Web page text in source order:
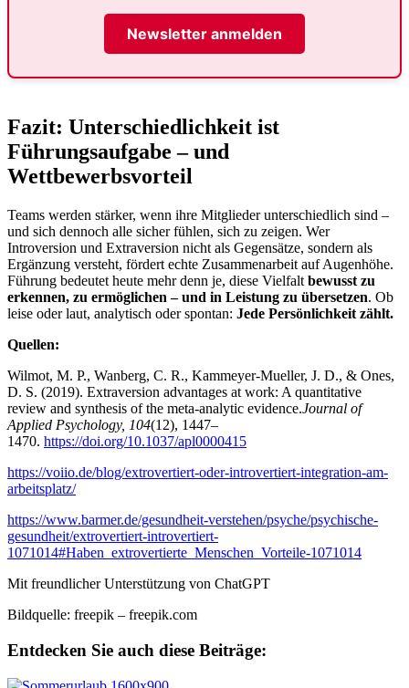
Newsletter anmelden
Fazit: Unterschiedlichkeit ist
Führungsaufgabe – und
Wettbewerbsvorteil
Teams werden stärker, wenn ihre Mitglieder unterschiedlich sind –
und sich dennoch alle sicher fühlen, sich zu zeigen. Wer
Introversion und Extraversion nicht als Gegensätze, sondern als
Ergänzung versteht, fördert echte Zusammenarbeit auf Augenhöhe.
Führung bedeutet heute mehr denn je, diese Vielfalt bewusst zu
erkennen, zu ermöglichen – und in Leistung zu übersetzen. Ob
leise oder laut, analytisch oder spontan: Jede Persönlichkeit zählt.
Quellen:
Wilmot, M. P., Wanberg, C. R., Kammeyer-Mueller, J. D., & Ones,
D. S. (2019). Extraversion advantages at work: A quantitative
review and synthesis of the meta-analytic evidence.Journal of
Applied Psychology, 104(12), 1447–
1470. https://doi.org/10.1037/apl0000415
https://voiio.de/blog/extrovertiert-oder-introvertiert-integration-am-
arbeitsplatz/
https://www.barmer.de/gesundheit-verstehen/psyche/psychische-
gesundheit/extrovertiert-introvertiert-
1071014#Haben_extrovertierte_Menschen_Vorteile-1071014
Mit freundlicher Unterstützung von ChatGPT
Bildquelle: freepik – freepik.com
Entdecken Sie auch diese Beiträge: